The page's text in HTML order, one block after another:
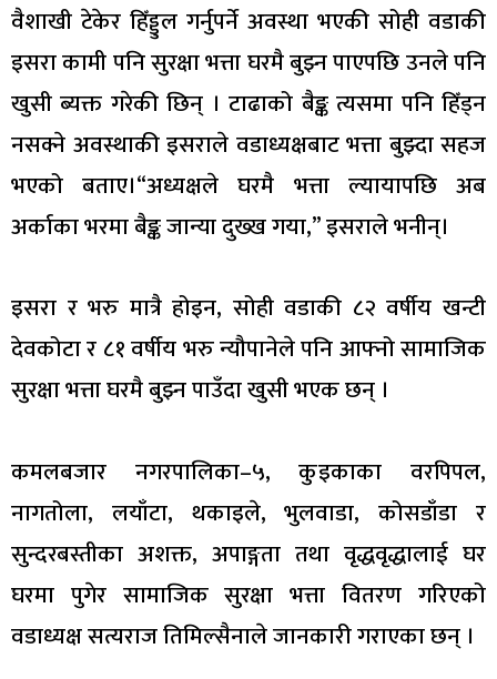
वैशाखी टेकेर हिँड्डुल गर्नुपर्ने अवस्था भएकी सोही वडाकी
इसरा कामी पनि सुरक्षा भत्ता घरमै बुझ्न पाएपछि उनले पनि
खुसी ब्यक्त गरेकी छिन् । टाढाको बैङ्क त्यसमा पनि हिँड्न
नसक्ने अवस्थाकी इसराले वडाध्यक्षबाट भत्ता बुझ्दा सहज
भएको बताए।“अध्यक्षले घरमै भत्ता ल्यायापछि अब
अर्काका भरमा बैङ्क जान्या दुख्ख गया,” इसराले भनीन्।
इसरा र भरु मात्रै होइन, सोही वडाकी ८२ वर्षीय खन्टी
देवकोटा र ८१ वर्षीय भरु न्यौपानेले पनि आफ्नो सामाजिक
सुरक्षा भत्ता घरमै बुझ्न पाउँदा खुसी भएक छन् ।
कमलबजार नगरपालिका–५, कुइकाका वरपिपल,
नागतोला, लयाँटा, थकाइले, भुलवाडा, कोसडाँडा र
सुन्दरबस्तीका अशक्त, अपाङ्गता तथा वृद्धवृद्धालाई घर
घरमा पुगेर सामाजिक सुरक्षा भत्ता वितरण गरिएको
वडाध्यक्ष सत्यराज तिमिल्सैनाले जानकारी गराएका छन् ।